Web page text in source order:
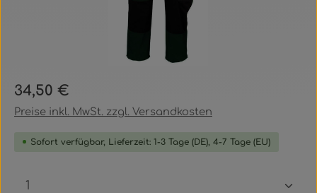
Regulärer Preis:
34,50 €
Preise inkl. MwSt. zzgl. Versandkosten
Sofort verfügbar, Lieferzeit: 1-3 Tage (DE), 4-7 Tage (EU)
Produkt Anzahl: Gib den gewünschten Wert